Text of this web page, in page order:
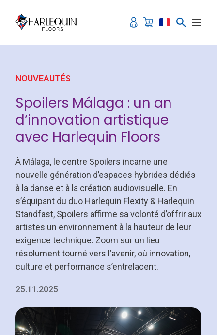
NOUVEAUTÉS
Spoilers Málaga : un an
d’innovation artistique
avec Harlequin Floors
À Málaga, le centre Spoilers incarne une
nouvelle génération d’espaces hybrides dédiés
à la danse et à la création audiovisuelle. En
s’équipant du duo Harlequin Flexity & Harlequin
Standfast, Spoilers affirme sa volonté d’offrir aux
artistes un environnement à la hauteur de leur
exigence technique. Zoom sur un lieu
résolument tourné vers l’avenir, où innovation,
culture et performance s’entrelacent.
25.11.2025